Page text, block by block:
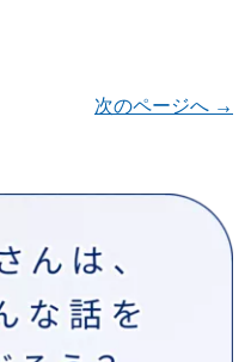
次のページへ →